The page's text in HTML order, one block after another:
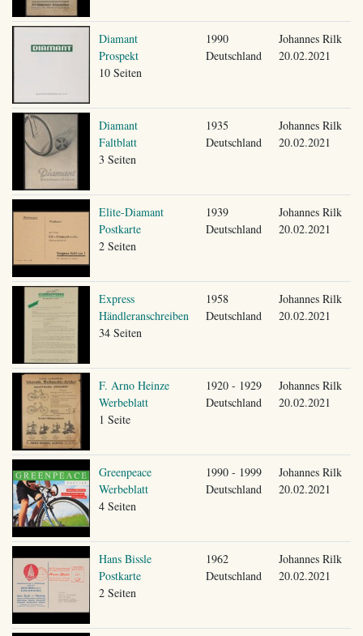
Diamant
Prospekt
10 Seiten
1990
Deutschland
Johannes Rilk
20.02.2021
Diamant
Faltblatt
3 Seiten
1935
Deutschland
Johannes Rilk
20.02.2021
Elite-Diamant
Postkarte
2 Seiten
1939
Deutschland
Johannes Rilk
20.02.2021
Express
Händleranschreiben
34 Seiten
1958
Deutschland
Johannes Rilk
20.02.2021
F. Arno Heinze
Werbeblatt
1 Seite
1920 - 1929
Deutschland
Johannes Rilk
20.02.2021
Greenpeace
Werbeblatt
4 Seiten
1990 - 1999
Deutschland
Johannes Rilk
20.02.2021
Hans Bissle
Postkarte
2 Seiten
1962
Deutschland
Johannes Rilk
20.02.2021